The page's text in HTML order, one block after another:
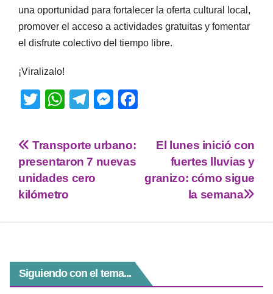
una oportunidad para fortalecer la oferta cultural local,
promover el acceso a actividades gratuitas y fomentar
el disfrute colectivo del tiempo libre.
¡Viralizalo!
T
tt
er
W
at
s
A
p
T
e
gr
a
M
ss
e
b
El lunes inició con
fuertes lluvias y
granizo: cómo sigue
la semana
Transporte urbano:
presentaron 7 nuevas
unidades cero
kilómetro
Siguiendo con el tema...